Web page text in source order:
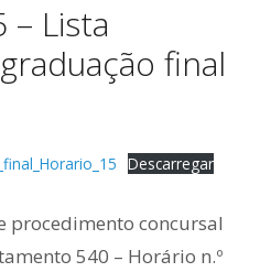
– Lista
final
Descarregar
procedimento concursal
540 – Horário n.º